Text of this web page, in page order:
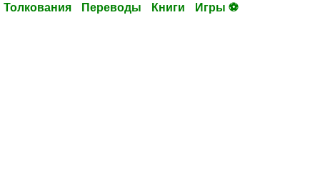
Толкования Переводы Книги Игры ⚽